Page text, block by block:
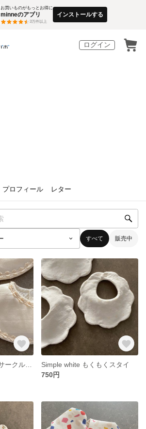
お買いものがもっとお得に
minneのアプリ
3万件以上
インストールする
ログイン
プロフィール レター
すべて 販売中
Simple white もくもくスタイ
750円